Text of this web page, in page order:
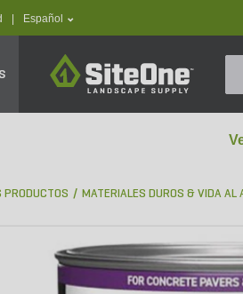
text.language
Español
SiteOne
PRODUCTOS MATERIALES DUROS & VIDA AL